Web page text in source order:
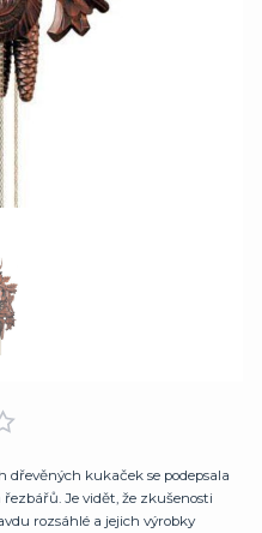
kukaček se podepsala
Je vidět, že zkušenosti
rozsáhlé a jejich výrobky